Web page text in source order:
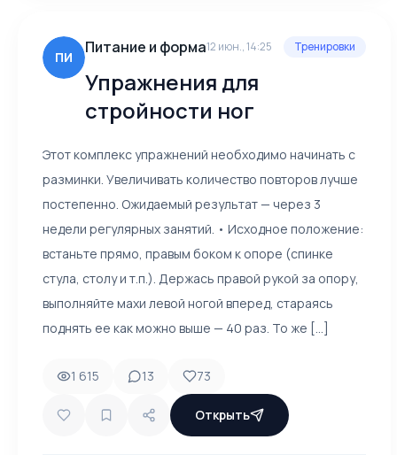
ПИ
Питание и форма12 июн., 14:25
Упражнения для
стройности ног
Тренировки
Этот комплекс упражнений необходимо начинать с
разминки. Увеличивать количество повторов лучше
постепенно. Ожидаемый результат — через 3
недели регулярных занятий. • Исходное положение:
встаньте прямо, правым боком к опоре (спинке
стула, столу и т.п.). Держась правой рукой за опору,
выполняйте махи левой ногой вперед, стараясь
поднять ее как можно выше — 40 раз. То же [...]
1 615 13 73
Открыть